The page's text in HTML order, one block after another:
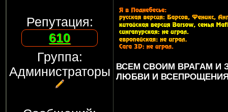
Репутация:
610
Группа:
Администраторы
ВСЕМ СВОИМ ВРАГАМ
ЛЮБВИ И